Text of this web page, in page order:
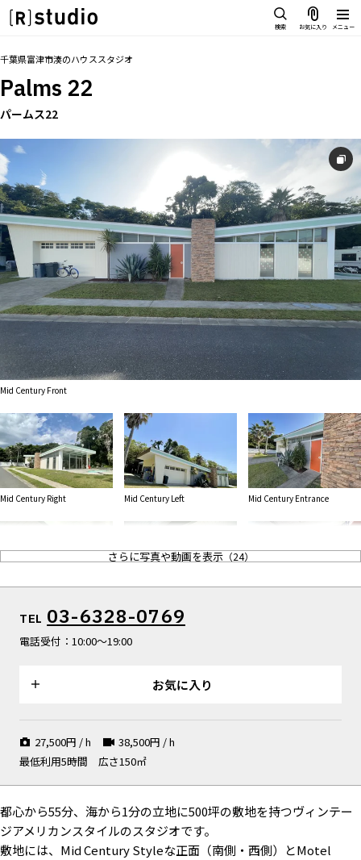
検索 お気に入り メニュー
雰囲気で探したい
SCENE
部屋ごとに写真で見比べたい
VARIATION
ひとつのスタジオであれもこれも
LOCATION
カフェやオフィスなどロケシーンも
SIZE&PRICE
広さと利用料金で探す
ALL FILTER
すべての選択肢からスタジオを探す
スタジオを探す
雰囲気で探したい
SCENE
部屋ごとに写真で見比べたい
VARIATION
カフェやオフィスなどロケシーンも
SIZE&PRICE
広さと利用料金で探す
ALL FILTER
すべての選択肢からスタジオを探す
スタジオ一覧
マップから探す
お気に入り
特集
[R]studioについて
お知らせ
掲載のお問い合わせ
トップ 料金 設備 オプション
千葉県富津市湊のハウススタジオ
Palms 22
パームス22
Mid Century Front
Mid Century Right Mid Century Left Mid Century Entrance
Mid Century Living Mid Century Living
Entrance Motel Room Entrance
さらに写真や動画を表示（24）
TEL 03-6328-0769
電話受付：10:00～19:00
お気に入り
27,500円 / h 38,500円 / h
最低利用5時間
広さ150㎡
都心から55分、海から1分の立地に500坪の敷地を持つヴィンテー
ジアメリカンスタイルのスタジオです。
敷地には、Mid Century Styleな正面（南側・西側）とMotel